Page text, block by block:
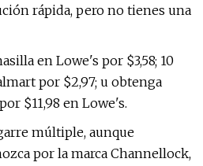
rápida, pero no tienes una
en Lowe's por $3,58; 10
por $2,97; u obtenga
$11,98 en Lowe's.
múltiple, aunque
por la marca Channellock,